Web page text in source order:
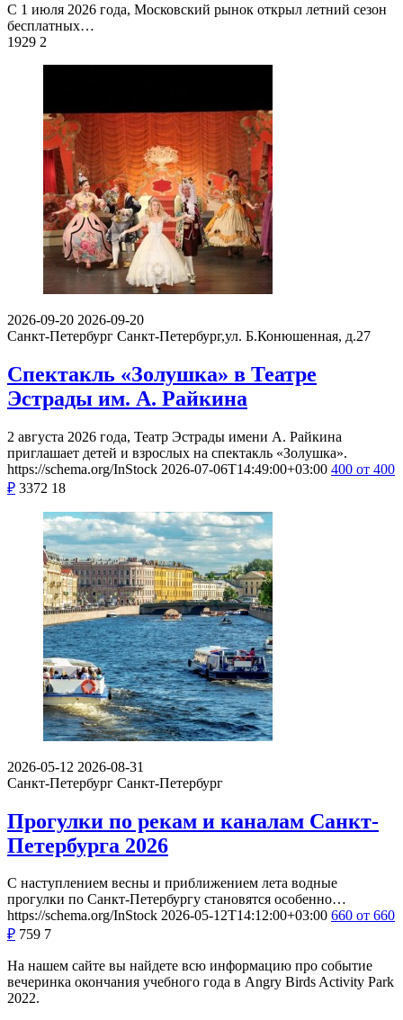
С 1 июля 2026 года, Московский рынок открыл летний сезон
бесплатных…
1929 2
2026-09-20 2026-09-20
Санкт-Петербург Санкт-Петербург,ул. Б.Конюшенная, д.27
Спектакль «Золушка» в Театре
Эстрады им. А. Райкина
2 августа 2026 года, Театр Эстрады имени А. Райкина
приглашает детей и взрослых на спектакль «Золушка».
https://schema.org/InStock 2026-07-06T14:49:00+03:00 400 от 400
₽ 3372 18
2026-05-12 2026-08-31
Санкт-Петербург Санкт-Петербург
Прогулки по рекам и каналам Санкт-
Петербурга 2026
С наступлением весны и приближением лета водные
прогулки по Санкт-Петербургу становятся особенно…
https://schema.org/InStock 2026-05-12T14:12:00+03:00 660 от 660
₽ 759 7
На нашем сайте вы найдете всю информацию про событие
вечеринка окончания учебного года в Angry Birds Activity Park
2022.